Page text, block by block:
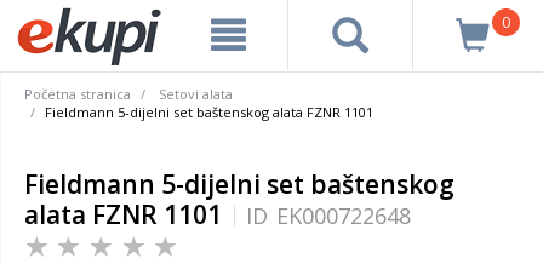
0
Početna stranica
Setovi alata
Fieldmann 5-dijelni set baštenskog alata FZNR 1101
Fieldmann 5-dijelni set baštenskog
alata FZNR 1101
ID EK000722648